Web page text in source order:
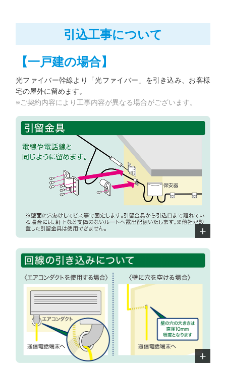
引込工事について
【一戸建の場合】
光ファイバー幹線より「光ファイバー」を引き込み、お客様
宅の屋外に留めます。
※ご契約内容により工事内容が異なる場合がございます。